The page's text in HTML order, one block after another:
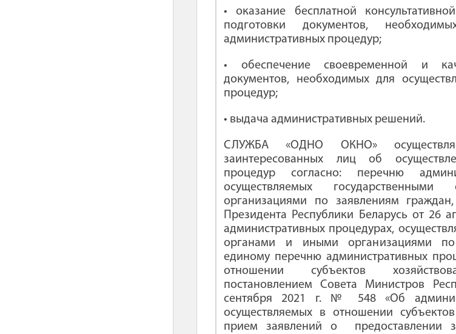
• оказание бесплатной
подготовки документов,
административных процедур;
• обеспечение своевременной и
документов, необходимых для
процедур;
• выдача административных решений.
СЛУЖБА «ОДНО ОКНО»
заинтересованных лиц об
процедур согласно: перечню
осуществляемых
организациями по заявлениям
Президента Республики Беларусь от 26
административных процедурах,
органами и иными организациями по
единому перечню административных
отношении субъектов
постановлением Совета Министров
сентября 2021 г. № 548 «Об
осуществляемых в отношении
прием заявлений о
предоставлении